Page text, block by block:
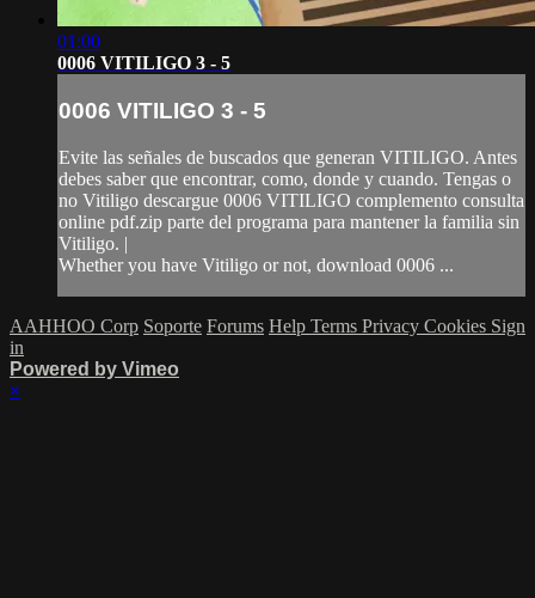
01:00
0006 VITILIGO 3 - 5
0006 VITILIGO 3 - 5
Evite las señales de buscados que generan VITILIGO. Antes
debes saber que encontrar, como, donde y cuando. Tengas o
no Vitiligo descargue 0006 VITILIGO complemento consulta
online pdf.zip parte del programa para mantener la familia sin
Vitiligo. |
Whether you have Vitiligo or not, download 0006 ...
AAHHOO Corp Soporte Forums Help Terms Privacy Cookies Sign
in
Powered by Vimeo
×